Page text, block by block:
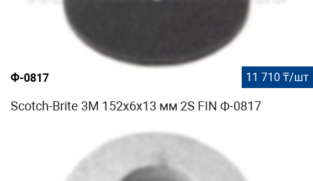
Ф-0817 11 710 ₸/шт
Scotch-Brite 3M 152х6х13 мм 2S FIN Ф-0817